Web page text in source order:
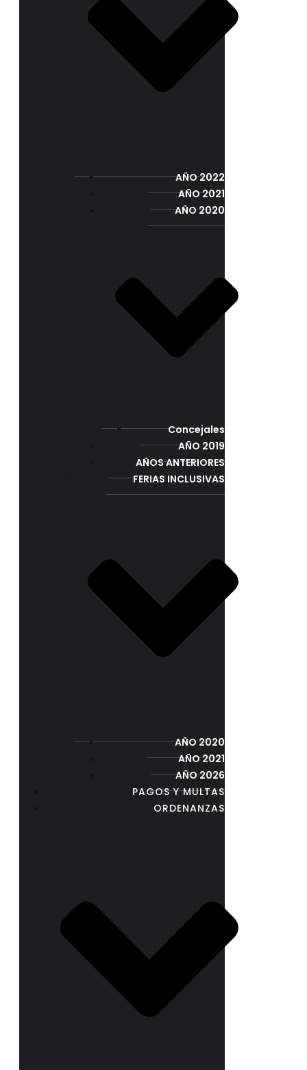
AÑO 2022
AÑO 2021
AÑO 2020
Concejales
AÑO 2019
AÑOS ANTERIORES
FERIAS INCLUSIVAS
AÑO 2020
AÑO 2021
AÑO 2026
PAGOS Y MULTAS
ORDENANZAS